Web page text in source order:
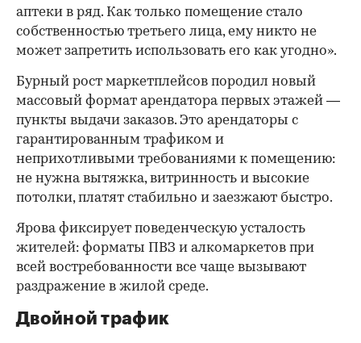
аптеки в ряд. Как только помещение стало
собственностью третьего лица, ему никто не
может запретить использовать его как угодно».
Бурный рост маркетплейсов породил новый
массовый формат арендатора первых этажей —
пункты выдачи заказов. Это арендаторы с
гарантированным трафиком и
неприхотливыми требованиями к помещению:
не нужна вытяжка, витринность и высокие
потолки, платят стабильно и заезжают быстро.
Ярова фиксирует поведенческую усталость
жителей: форматы ПВЗ и алкомаркетов при
всей востребованности все чаще вызывают
раздражение в жилой среде.
Двойной трафик